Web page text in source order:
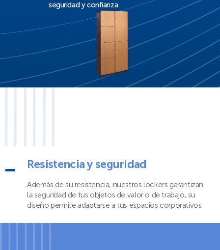
seguridad y confianza
Resistencia y seguridad
Además de su resistencia, nuestros lockers garantizan
la seguridad de tus objetos de valor o de trabajo, su
diseño permite adaptarse a tus espacios corporativos